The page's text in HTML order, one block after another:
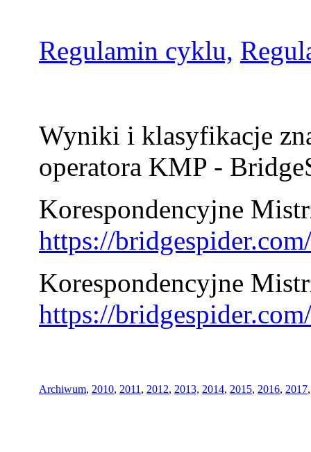
Regulamin cyklu,
Wyniki i klasyfikacje
operatora KMP -
Korespondencyjne
https://
Korespondencyjne
https://
Archiwum, 2010, 2011 , 2012, 2013, 2014, 2015, 2016, 2017